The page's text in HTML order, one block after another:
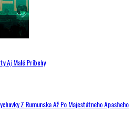
Aj Malé Príbehy
Z Rumunska Až Po Majestátneho Apasheho